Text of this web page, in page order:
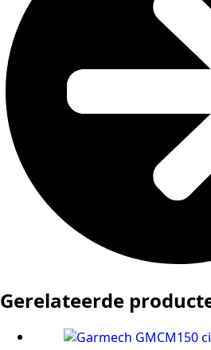
Gerelateerde